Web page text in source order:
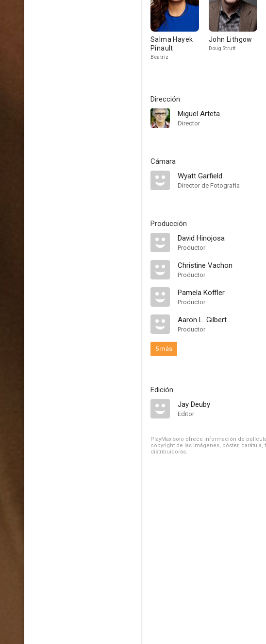
Salma Hayek
Pinault
Beatriz
John Lithgow
Doug Strutt
Dirección
Miguel Arteta
Director
Cámara
Wyatt Garfield
Director de Fotografía
Producción
David Hinojosa
Productor
Christine Vachon
Productor
Pamela Koffler
Productor
Aaron L. Gilbert
Productor
5 más
Edición
Jay Deuby
Editor
PlayMax solo ofrece información de
copyright de las imágenes, póster,
distribuidoras.